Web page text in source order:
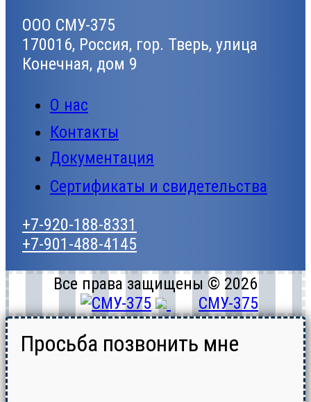
ООО СМУ-375
170016, Россия, гор. Тверь, улица
Конечная, дом 9
О нас
Контакты
Документация
Сертификаты и свидетельства
+7-920-188-8331
+7-901-488-4145
Все права защищены © 2026
СМУ-375
Просьба позвонить мне